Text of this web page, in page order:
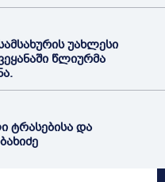
უახლესი
წლიურმა
ტრასებისა და